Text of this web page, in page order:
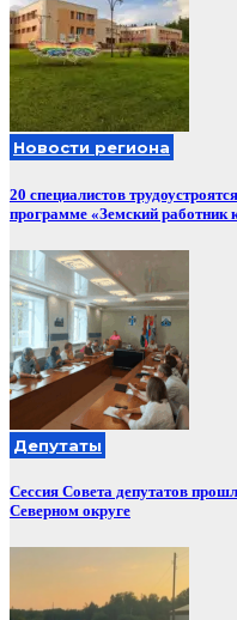
Новости региона
20 специалистов
программе «Земский работник
Депутаты
Сессия Совета депутатов
Северном округе